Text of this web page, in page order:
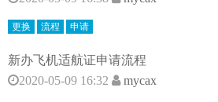
更换 流程 申请
新办飞机适航证申请流程
2020-05-09 16:32
mycax